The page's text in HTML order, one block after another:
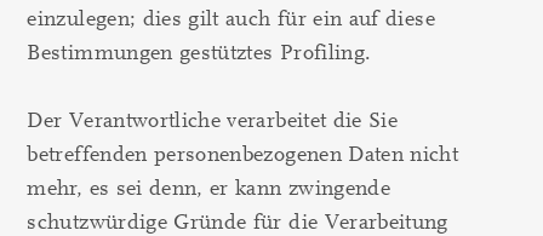
einzulegen; dies gilt auch für ein auf diese
Bestimmungen gestütztes Profiling.
Der Verantwortliche verarbeitet die Sie
betreffenden personenbezogenen Daten nicht
mehr, es sei denn, er kann zwingende
schutzwürdige Gründe für die Verarbeitung